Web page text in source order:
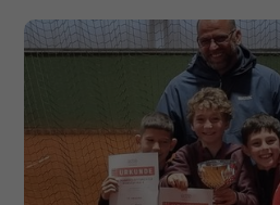
Dieser Wert
Einstellungen.
zufällig
historische
vorgenommen
Webseiten-
hat.